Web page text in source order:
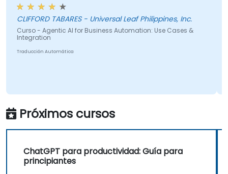
TABARES - Universal Leaf Philippines, Inc.
- Agentic AI for Business Automation: Use Cases &
Automática
Próximos cursos
ChatGPT para productividad: Guía para
principiantes